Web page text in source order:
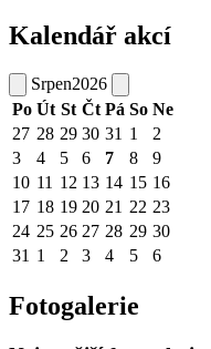
Kalendář akcí
Srpen2026
Po Út St Čt Pá So Ne
27 28 29 30 31 1
2
3
4 5 6 7 8
9
10 11 12 13 14 15 16
17 18 19 20 21 22 23
24 25 26 27 28 29 30
31 1 2 3 4 5 6
Fotogalerie